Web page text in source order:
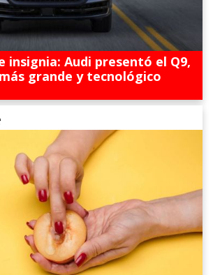
insignia: Audi presentó el Q9,
grande y tecnológico